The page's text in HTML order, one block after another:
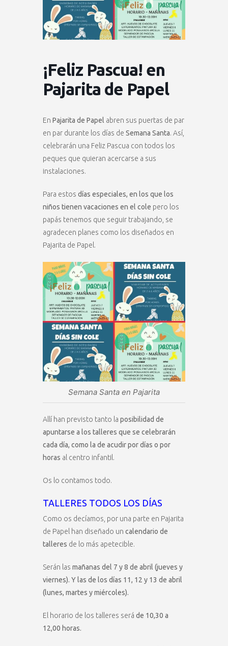
¡Feliz Pascua! en
Pajarita de Papel
En Pajarita de Papel abren sus puertas de par
en par durante los días de Semana Santa. Así,
celebrarán una Feliz Pascua con todos los
peques que quieran acercarse a sus
instalaciones.
Para estos días especiales, en los que los
niños tienen vacaciones en el cole pero los
papás tenemos que seguir trabajando, se
agradecen planes como los diseñados en
Pajarita de Papel.
Semana Santa en Pajarita
Allí han previsto tanto la posibilidad de
apuntarse a los talleres que se celebrarán
cada día, como la de acudir por días o por
horas al centro infantil.
Os lo contamos todo.
TALLERES TODOS LOS DÍAS
Como os decíamos, por una parte en Pajarita
de Papel han diseñado un calendario de
talleres de lo más apetecible.
Serán las mañanas del 7 y 8 de abril (jueves y
viernes). Y las de los días 11, 12 y 13 de abril
(lunes, martes y miércoles).
El horario de los talleres será de 10,30 a
12,00 horas.